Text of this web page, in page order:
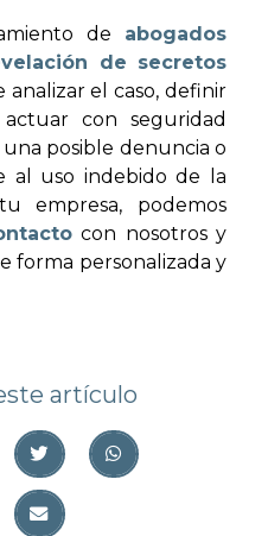
de abogados
de secretos
analizar el caso, definir
con seguridad
posible denuncia o
al uso indebido de la
empresa, podemos
con nosotros y
forma personalizada y
artículo